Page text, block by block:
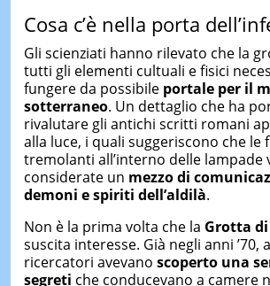
Cosa c’è nella porta
Gli scienziati hanno rilevato che la
tutti gli elementi cultuali e fisici
fungere da possibile portale per il
sotterraneo. Un dettaglio che ha
rivalutare gli antichi scritti romani
alla luce, i quali suggeriscono che le
tremolanti all’interno delle lampade
considerate un mezzo di
demoni e spiriti dell’aldilà.
Non è la prima volta che la Grotta di
suscita interesse. Già negli anni ’70,
ricercatori avevano scoperto una
segreti che conducevano a camere